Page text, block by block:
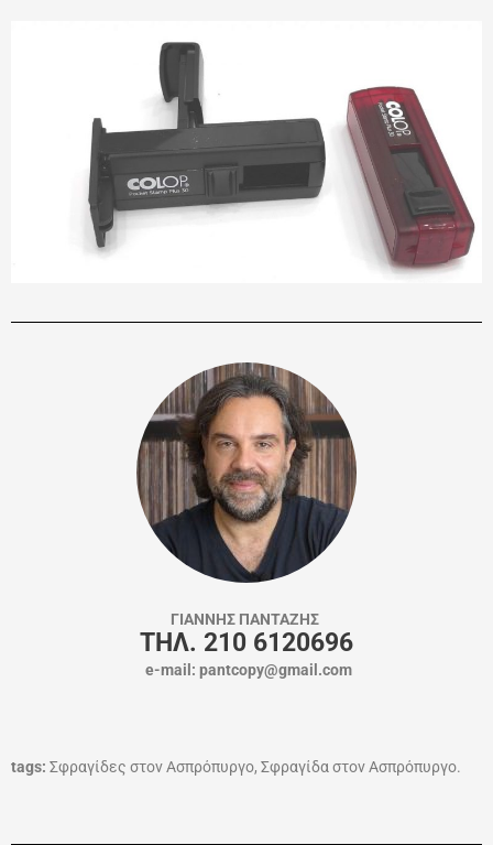
ΓΙΑΝΝΗΣ ΠΑΝΤΑΖΗΣ
ΤΗΛ. 210 6120696
e-mail: pantcopy@gmail.com
tags: Σφραγίδες στον Ασπρόπυργο, Σφραγίδα στον Ασπρόπυργο.